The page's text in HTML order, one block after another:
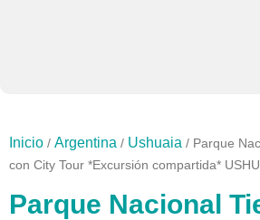
Inicio / Argentina / Ushuaia / Parque
con City Tour *Excursión compartida*
Parque Nacional